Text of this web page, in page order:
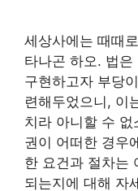
세상사에는 때때
타나곤 하오. 법
구현하고자 부당
련해두었으니, 이
치라 아니할 수
권이 어떠한 경우
한 요건과 절차는
되는지에 대해 자